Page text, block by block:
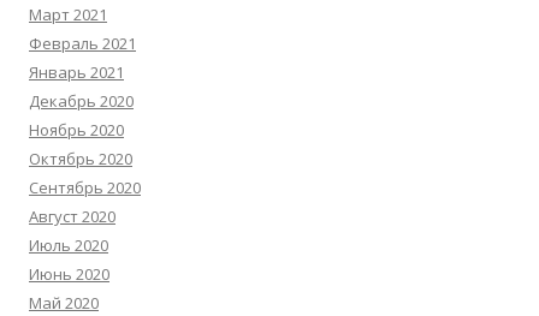
Март 2021
Февраль 2021
Январь 2021
Декабрь 2020
Ноябрь 2020
Октябрь 2020
Сентябрь 2020
Август 2020
Июль 2020
Июнь 2020
Май 2020